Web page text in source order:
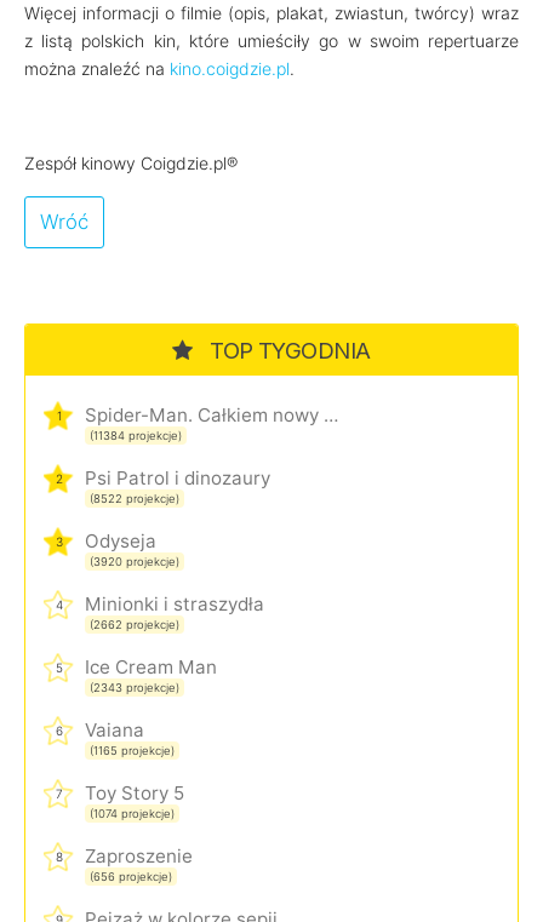
Więcej informacji o filmie (opis, plakat, zwiastun, twórcy) wraz
z listą polskich kin, które umieściły go w swoim repertuarze
można znaleźć na kino.coigdzie.pl.
Zespół kinowy Coigdzie.pl®
Wróć
TOP TYGODNIA
1 Spider-Man. Całkiem nowy dzień
(11384 projekcje)
2 Psi Patrol i dinozaury
(8522 projekcje)
3 Odyseja
(3920 projekcje)
4 Minionki i straszydła
(2662 projekcje)
5 Ice Cream Man
(2343 projekcje)
6 Vaiana
(1165 projekcje)
7 Toy Story 5
(1074 projekcje)
8 Zaproszenie
(656 projekcje)